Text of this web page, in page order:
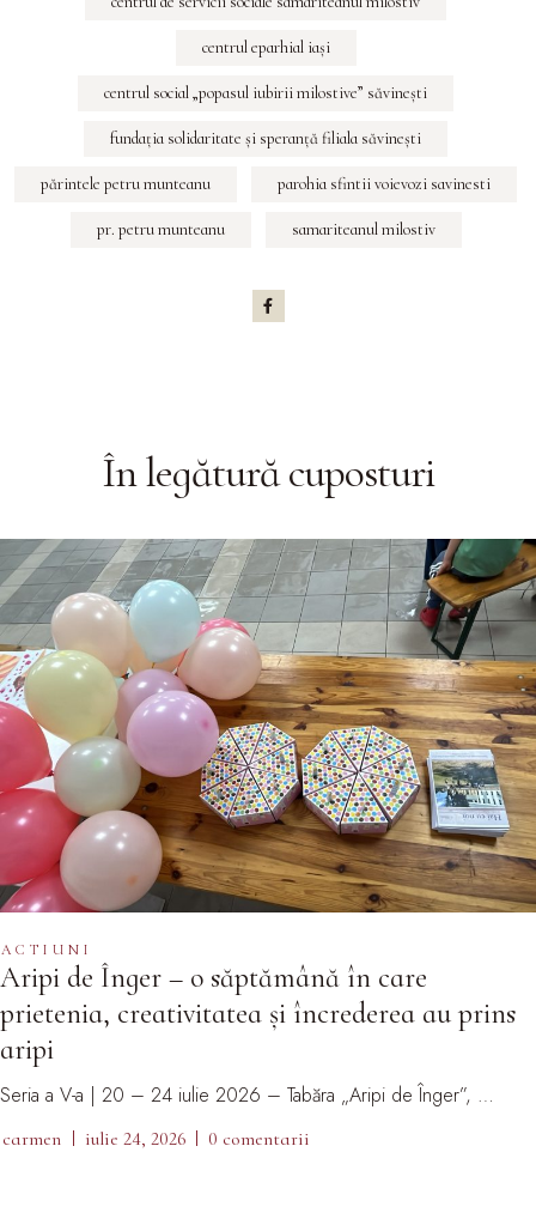
centrul eparhial iași
centrul social „popasul iubirii milostive” săvineşti
fundaţia solidaritate şi speranţă filiala săvineşti
părintele petru munteanu parohia sfintii voievozi savinesti
pr. petru munteanu samariteanul milostiv
În legătură cuposturi
ACTIUNI
Aripi de Înger – o săptămână în care
prietenia, creativitatea și încrederea au prins
aripi
Seria a V-a | 20 – 24 iulie 2026 – Tabăra „Aripi de Înger”, …
carmen iulie 24, 2026 0 comentarii